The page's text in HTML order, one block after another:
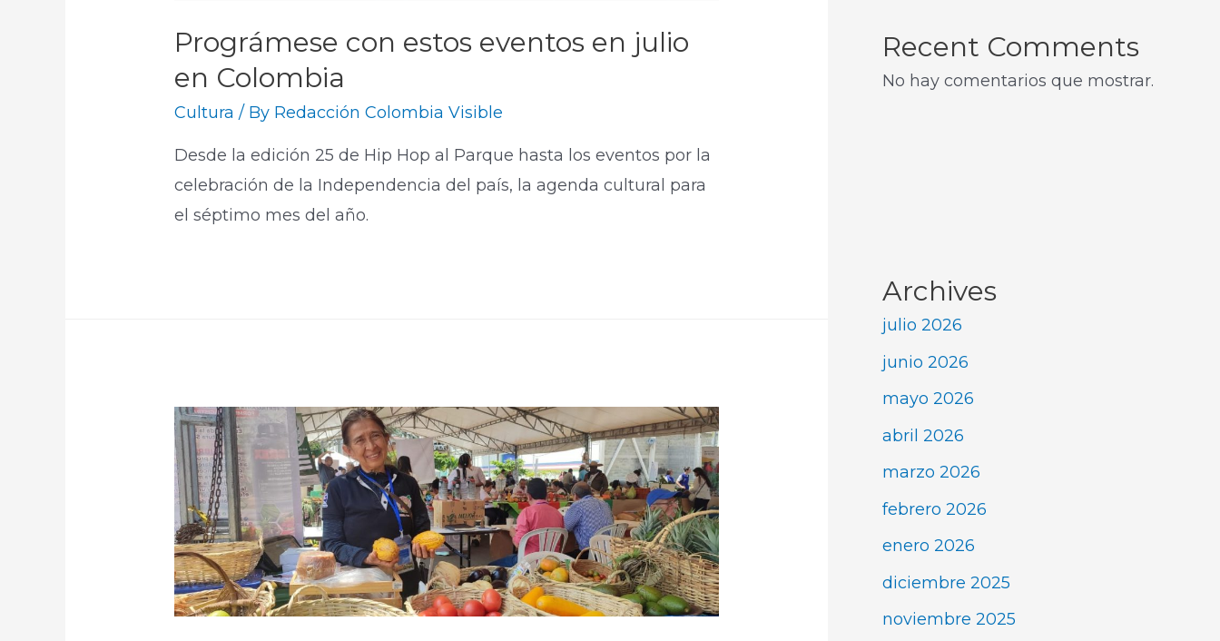
Prográmese con estos eventos en julio
en Colombia
Cultura / By Redacción Colombia Visible
Desde la edición 25 de Hip Hop al Parque hasta los eventos por la
celebración de la Independencia del país, la agenda cultural para
el séptimo mes del año.
Recent Comments
No hay comentarios que mostrar.
Archives
julio 2026
junio 2026
mayo 2026
abril 2026
marzo 2026
febrero 2026
enero 2026
diciembre 2025
noviembre 2025